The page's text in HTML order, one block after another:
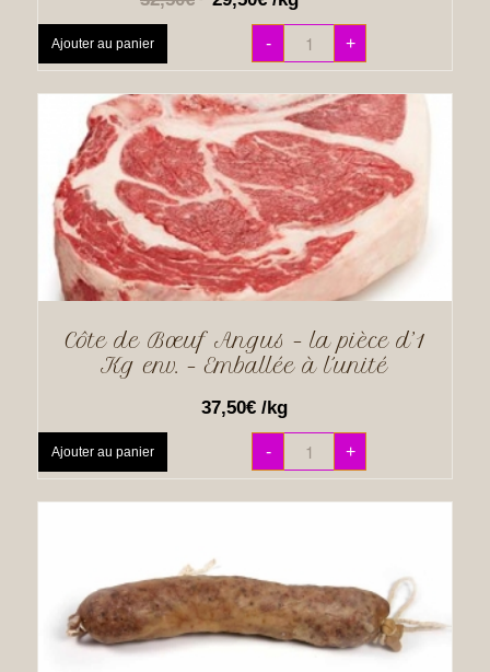
- +
Ajouter au panier
Côte de Bœuf Angus – la pièce d’1
Kg env. – Emballée à l´unité
37,50€ /kg
- +
Ajouter au panier